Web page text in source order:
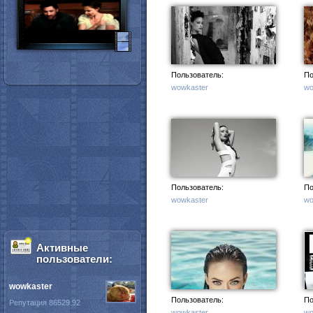
Пользователь:
wowkaster
Пользователь:
wowkaster
Пользователь:
Активные
пользователи:
wowkaster
Репутация 86529.92